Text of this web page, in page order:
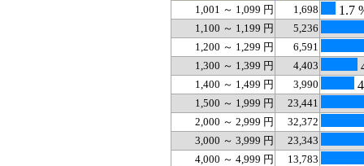
1,001 ～ 1,099 円
1,698 1.7
1,100 ～ 1,199 円 5,236
1,200 ～ 1,299 円
6,591
1,300 ～ 1,399 円
4,403
1,400 ～ 1,499 円 3,990
1,500 ～ 1,999 円
23,441
2,000 ～ 2,999 円
32,372
3,000 ～ 3,999 円
23,343
4,000 ～ 4,999 円
13,783